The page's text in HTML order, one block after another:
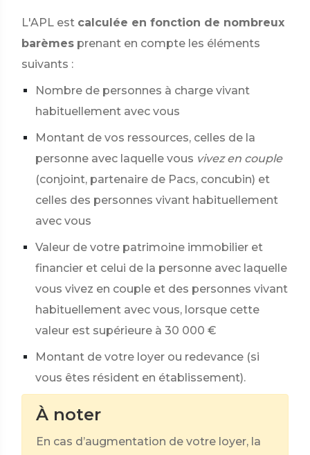
L'APL est calculée en fonction de nombreux
barèmes prenant en compte les éléments
suivants :
Nombre de personnes à charge vivant
habituellement avec vous
Montant de vos ressources, celles de la
personne avec laquelle vous vivez en couple
(conjoint, partenaire de Pacs, concubin) et
celles des personnes vivant habituellement
avec vous
Valeur de votre patrimoine immobilier et
financier et celui de la personne avec laquelle
vous vivez en couple et des personnes vivant
habituellement avec vous, lorsque cette
valeur est supérieure à 30 000 €
Montant de votre loyer ou redevance (si
vous êtes résident en établissement).
À noter
En cas d’augmentation de votre loyer, la